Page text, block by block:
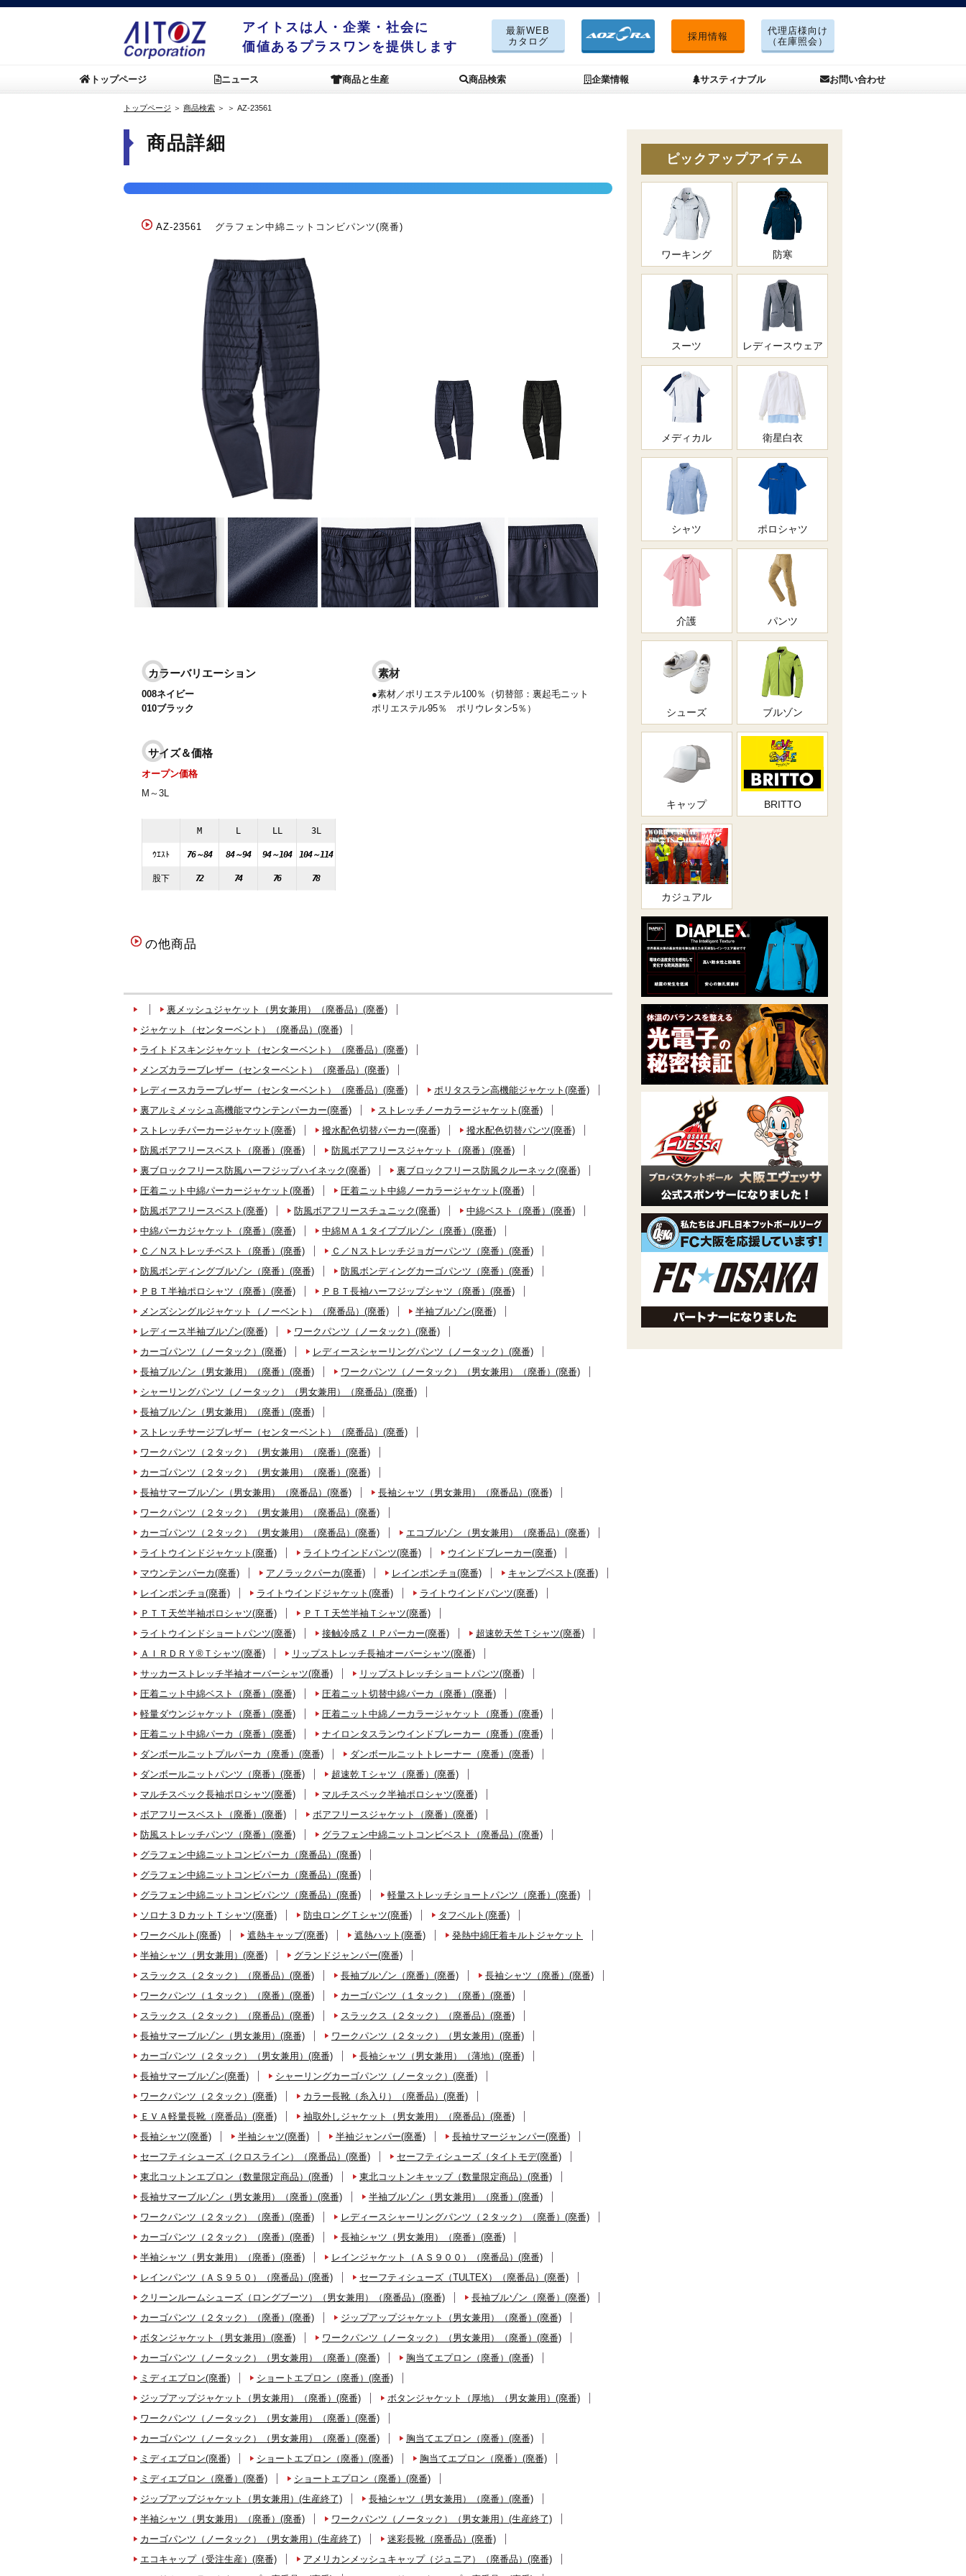
アイトスは人・企業・社会に
価値あるプラスワンを提供します
最新WEB
カタログ
採用情報
代理店様向け
（在庫照会）
トップページ ニュース 商品と生産 商品検索 企業情報 サスティナブル お問い合わせ
トップページ ＞ 商品検索 ＞ ＞ AZ-23561
商品詳細
AZ-23561 グラフェン中綿ニットコンビパンツ(廃番)
カラーバリエーション
008ネイビー
010ブラック
素材
●素材／ポリエステル100％（切替部：裏起毛ニット
ポリエステル95％ ポリウレタン5％）
サイズ＆価格
オープン価格
M～3L
M L LL 3L
ｳｴｽﾄ 76～84 84～94 94～104 104～114
股下 72 74 76 78
の他商品
裏メッシュジャケット（男女兼用）（廃番品）(廃番)
ジャケット（センターベント）（廃番品）(廃番)
ライトドスキンジャケット（センターベント）（廃番品）(廃番)
メンズカラーブレザー（センターベント）（廃番品）(廃番)
レディースカラーブレザー（センターベント）（廃番品）(廃番)
ポリタスラン高機能ジャケット(廃番)
裏アルミメッシュ高機能マウンテンパーカー(廃番)
ストレッチノーカラージャケット(廃番)
ストレッチパーカージャケット(廃番)
撥水配色切替パーカー(廃番)
撥水配色切替パンツ(廃番)
防風ボアフリースベスト（廃番）(廃番)
防風ボアフリースジャケット（廃番）(廃番)
裏ブロックフリース防風ハーフジップハイネック(廃番)
裏ブロックフリース防風クルーネック(廃番)
圧着ニット中綿パーカージャケット(廃番)
圧着ニット中綿ノーカラージャケット(廃番)
防風ボアフリースベスト(廃番)
防風ボアフリースチュニック(廃番)
中綿ベスト（廃番）(廃番)
中綿パーカジャケット（廃番）(廃番)
中綿ＭＡ１タイプブルゾン（廃番）(廃番)
Ｃ／Ｎストレッチベスト（廃番）(廃番)
Ｃ／Ｎストレッチジョガーパンツ（廃番）(廃番)
防風ボンディングブルゾン（廃番）(廃番)
防風ボンディングカーゴパンツ（廃番）(廃番)
ＰＢＴ半袖ポロシャツ（廃番）(廃番)
ＰＢＴ長袖ハーフジップシャツ（廃番）(廃番)
メンズシングルジャケット（ノーベント）（廃番品）(廃番)
半袖ブルゾン(廃番)
レディース半袖ブルゾン(廃番)
ワークパンツ（ノータック）(廃番)
カーゴパンツ（ノータック）(廃番)
レディースシャーリングパンツ（ノータック）(廃番)
長袖ブルゾン（男女兼用）（廃番）(廃番)
ワークパンツ（ノータック）（男女兼用）（廃番）(廃番)
シャーリングパンツ（ノータック）（男女兼用）（廃番品）(廃番)
長袖ブルゾン（男女兼用）（廃番）(廃番)
ストレッチサージブレザー（センターベント）（廃番品）(廃番)
ワークパンツ（２タック）（男女兼用）（廃番）(廃番)
カーゴパンツ（２タック）（男女兼用）（廃番）(廃番)
長袖サマーブルゾン（男女兼用）（廃番品）(廃番)
長袖シャツ（男女兼用）（廃番品）(廃番)
ワークパンツ（２タック）（男女兼用）（廃番品）(廃番)
カーゴパンツ（２タック）（男女兼用）（廃番品）(廃番)
エコブルゾン（男女兼用）（廃番品）(廃番)
ライトウインドジャケット(廃番)
ライトウインドパンツ(廃番)
ウインドブレーカー(廃番)
マウンテンパーカ(廃番)
アノラックパーカ(廃番) レインポンチョ(廃番)
キャンプベスト(廃番)
レインポンチョ(廃番)
ライトウインドジャケット(廃番)
ライトウインドパンツ(廃番)
ＰＴＴ天竺半袖ポロシャツ(廃番)
ＰＴＴ天竺半袖Ｔシャツ(廃番)
ライトウインドショートパンツ(廃番)
接触冷感ＺＩＰパーカー(廃番)
超速乾天竺Ｔシャツ(廃番)
ＡＩＲＤＲＹ®Ｔシャツ(廃番)
リップストレッチ長袖オーバーシャツ(廃番)
サッカーストレッチ半袖オーバーシャツ(廃番)
リップストレッチショートパンツ(廃番)
圧着ニット中綿ベスト（廃番）(廃番)
圧着ニット切替中綿パーカ（廃番）(廃番)
軽量ダウンジャケット（廃番）(廃番)
圧着ニット中綿ノーカラージャケット（廃番）(廃番)
圧着ニット中綿パーカ（廃番）(廃番)
ナイロンタスランウインドブレーカー（廃番）(廃番)
ダンボールニットプルパーカ（廃番）(廃番)
ダンボールニットトレーナー（廃番）(廃番)
ダンボールニットパンツ（廃番）(廃番)
超速乾Ｔシャツ（廃番）(廃番)
マルチスペック長袖ポロシャツ(廃番)
マルチスペック半袖ポロシャツ(廃番)
ボアフリースベスト（廃番）(廃番)
ボアフリースジャケット（廃番）(廃番)
防風ストレッチパンツ（廃番）(廃番)
グラフェン中綿ニットコンビベスト（廃番品）(廃番)
グラフェン中綿ニットコンビパーカ（廃番品）(廃番)
グラフェン中綿ニットコンビパーカ（廃番品）(廃番)
グラフェン中綿ニットコンビパンツ（廃番品）(廃番)
軽量ストレッチショートパンツ（廃番）(廃番)
ソロナ３ＤカットＴシャツ(廃番)
防虫ロングＴシャツ(廃番)
タフベルト(廃番)
ワークベルト(廃番)
遮熱キャップ(廃番) 遮熱ハット(廃番)
発熱中綿圧着キルトジャケット
半袖シャツ（男女兼用）(廃番)
グランドジャンパー(廃番)
スラックス（２タック）（廃番品）(廃番)
長袖ブルゾン（廃番）(廃番)
長袖シャツ（廃番）(廃番)
ワークパンツ（１タック）（廃番）(廃番)
カーゴパンツ（１タック）（廃番）(廃番)
スラックス（２タック）（廃番品）(廃番)
スラックス（２タック）（廃番品）(廃番)
長袖サマーブルゾン（男女兼用）(廃番)
ワークパンツ（２タック）（男女兼用）(廃番)
カーゴパンツ（２タック）（男女兼用）(廃番)
長袖シャツ（男女兼用）（薄地）(廃番)
長袖サマーブルゾン(廃番)
シャーリングカーゴパンツ（ノータック）(廃番)
ワークパンツ（２タック）(廃番)
カラー長靴（糸入り）（廃番品）(廃番)
ＥＶＡ軽量長靴（廃番品）(廃番)
袖取外しジャケット（男女兼用）（廃番品）(廃番)
長袖シャツ(廃番)
半袖シャツ(廃番) 半袖ジャンパー(廃番)
長袖サマージャンパー(廃番)
セーフティシューズ（クロスライン）（廃番品）(廃番)
セーフティシューズ（タイトモデ(廃番)
東北コットンエプロン（数量限定商品）(廃番)
東北コットンキャップ（数量限定商品）(廃番)
長袖サマーブルゾン（男女兼用）（廃番）(廃番)
半袖ブルゾン（男女兼用）（廃番）(廃番)
ワークパンツ（２タック）（廃番）(廃番)
レディースシャーリングパンツ（２タック）（廃番）(廃番)
カーゴパンツ（２タック）（廃番）(廃番)
長袖シャツ（男女兼用）（廃番）(廃番)
半袖シャツ（男女兼用）（廃番）(廃番)
レインジャケット（ＡＳ９００）（廃番品）(廃番)
レインパンツ（ＡＳ９５０）（廃番品）(廃番)
セーフティシューズ（TULTEX）（廃番品）(廃番)
クリーンルームシューズ（ロングブーツ）（男女兼用）（廃番品）(廃番)
長袖ブルゾン（廃番）(廃番)
カーゴパンツ（２タック）（廃番）(廃番)
ジップアップジャケット（男女兼用）（廃番）(廃番)
ボタンジャケット（男女兼用）(廃番)
ワークパンツ（ノータック）（男女兼用）（廃番）(廃番)
カーゴパンツ（ノータック）（男女兼用）（廃番）(廃番)
胸当てエプロン（廃番）(廃番)
ミディエプロン(廃番)
ショートエプロン（廃番）(廃番)
ジップアップジャケット（男女兼用）（廃番）(廃番)
ボタンジャケット（厚地）（男女兼用）(廃番)
ワークパンツ（ノータック）（男女兼用）（廃番）(廃番)
カーゴパンツ（ノータック）（男女兼用）（廃番）(廃番)
胸当てエプロン（廃番）(廃番)
ミディエプロン(廃番)
ショートエプロン（廃番）(廃番)
胸当てエプロン（廃番）(廃番)
ミディエプロン（廃番）(廃番)
ショートエプロン（廃番）(廃番)
ジップアップジャケット（男女兼用）(生産終了)
長袖シャツ（男女兼用）（廃番）(廃番)
半袖シャツ（男女兼用）（廃番）(廃番)
ワークパンツ（ノータック）（男女兼用）(生産終了)
カーゴパンツ（ノータック）（男女兼用）(生産終了)
迷彩長靴（廃番品）(廃番)
エコキャップ（受注生産）(廃番)
アメリカンメッシュキャップ（ジュニア）（廃番品）(廃番)
ピックアップアイテム
ワーキング 防寒
スーツ レディースウェア
メディカル 衛星白衣
シャツ ポロシャツ
介護 パンツ
シューズ ブルゾン
キャップ BRITTO
カジュアル